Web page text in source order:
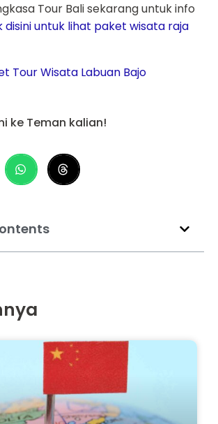
Tour Bali sekarang untuk info
disini untuk lihat paket wisata raja
Tour Wisata Labuan Bajo
ke Teman kalian!